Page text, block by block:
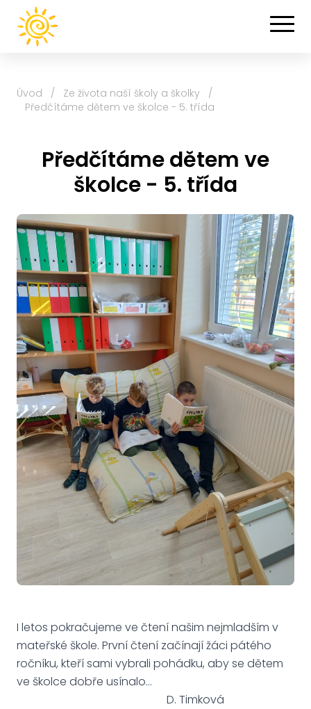
Úvod / Ze života naší školy a školky
/
Předčítáme dětem ve školce - 5. třída
Předčítáme dětem ve
školce - 5. třída
I letos pokračujeme ve čtení našim nejmladším v
mateřské škole. První čtení začínají žáci pátého
ročníku, kteří sami vybrali pohádku, aby se dětem
ve školce dobře usínalo…
D. Timková